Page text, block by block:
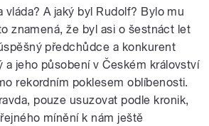
vláda? A jaký byl Rudolf? Bylo mu
znamená, že byl asi o šestnáct let
předchůdce a konkurent
a jeho působení v Českém království
rekordním poklesem oblíbenosti.
pouze usuzovat podle kronik,
mínění k nám ještě